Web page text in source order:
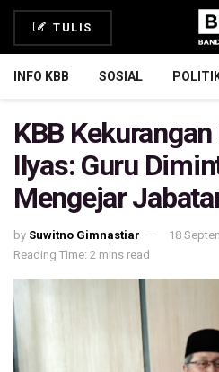
TULIS
INFO KBB SOSIAL
KBB
Ilyas: Guru
Mengejar
by Suwitno Gimnastiar
18
Reading Time: 2 mins read